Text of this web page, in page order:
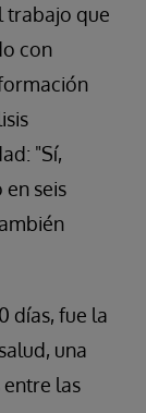
trabajo que
con
"Sí,
seis
días, fue la
una
las